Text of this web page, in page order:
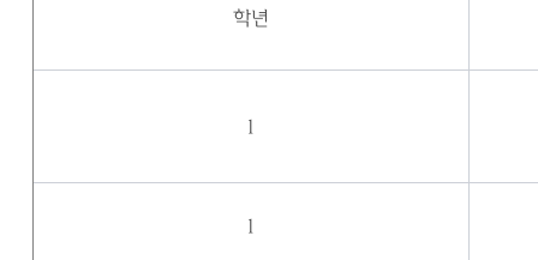
학년
1
1